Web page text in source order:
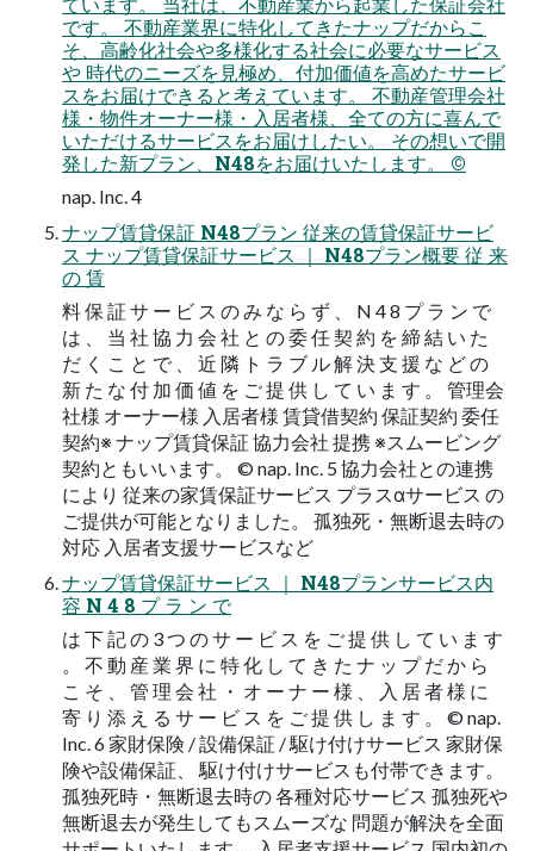
です。 不動産業界に特化してきたナップだからこ
そ、高齢化社会や多様化する社会に必要なサービス
や 時代のニーズを見極め、付加価値を高めたサービ
スをお届けできると考えています。 不動産管理会社
様・物件オーナー様・入居者様、全ての方に喜んで
いただけるサービスをお届けしたい。 その想いで開
発した新プラン、N48をお届けいたします。 ©
nap. Inc. 4
ナップ賃貸保証 N48プラン 従来の賃貸保証サービ
ス ナップ賃貸保証サービス ｜ N48プラン概要 従 来
の 賃
料 保 証 サ ー ビ ス の み な ら ず 、 N 4 8 プ ラ ン で
は 、 当 社 協 力 会 社 と の 委 任 契 約 を 締 結 い た
だ く こ と で 、 近 隣 ト ラ ブ ル 解 決 支 援 な ど の
新 た な 付 加 価 値 を ご 提 供 し て い ま す 。 管理会
社様 オーナー様 入居者様 賃貸借契約 保証契約 委任
契約※ ナップ賃貸保証 協力会社 提携 ※スムービング
契約ともいいます。 © nap. Inc. 5 協力会社との連携
により 従来の家賃保証サービス プラスαサービス の
ご提供が可能となりました。 孤独死・無断退去時の
対応 入居者支援サービスなど
ナップ賃貸保証サービス ｜ N48プランサービス内
容 N 4 8 プ ラ ン で
は 下 記 の 3 つ の サ ー ビ ス を ご 提 供 し て い ま す
。 不 動 産 業 界 に 特 化 し て き た ナ ッ プ だ か ら
こ そ 、 管 理 会 社 ・ オ ー ナ ー 様 、 入 居 者 様 に
寄 り 添 え る サ ー ビ ス を ご 提 供 し ま す 。 © nap.
Inc. 6 家財保険 / 設備保証 / 駆け付けサービス 家財保
険や設備保証、 駆け付けサービスも付帯できます。
孤独死時・無断退去時の 各種対応サービス 孤独死や
無断退去が発生してもスムーズな 問題が解決を全面